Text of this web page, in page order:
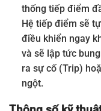
thống tiếp điểm
Hệ tiếp điểm sẽ
điều khiển ngay
và sẽ lập tức
ra sự cố (Trip)
ngột.